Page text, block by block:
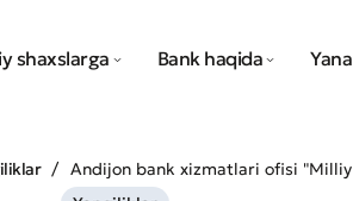
shaxslarga Bank haqida Yana
Andijon bank xizmatlari ofisi